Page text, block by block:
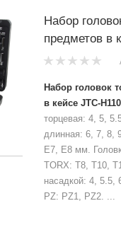
Набор
предметов в
Набор головок
в кейсе JTC-
торцевая: 4, 5,
длинная: 6, 7, 8,
Е7, Е8 мм.
TORX: T8, T10,
насадкой: 4, 5.5,
PZ: PZ1, PZ2. ...